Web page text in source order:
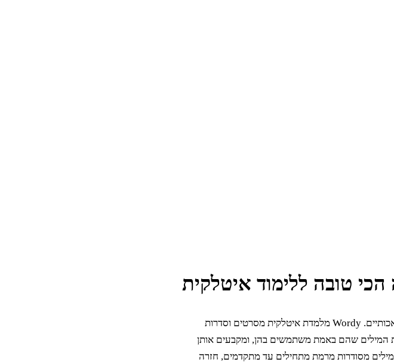
רוב אפליקציות השפות מטחנות אותך עם משפטים מלאכותיים. Wordy מלמדת איטלקית מסרטים וסדרות
המילים שהם באמת משתמשים בהן, ומקבעים אותן
שנבנו מהסצנות שראית עכשיו. עם 9,000+ מילים מסודרות מרמת מתחילים עד מתקדמים, חזרה